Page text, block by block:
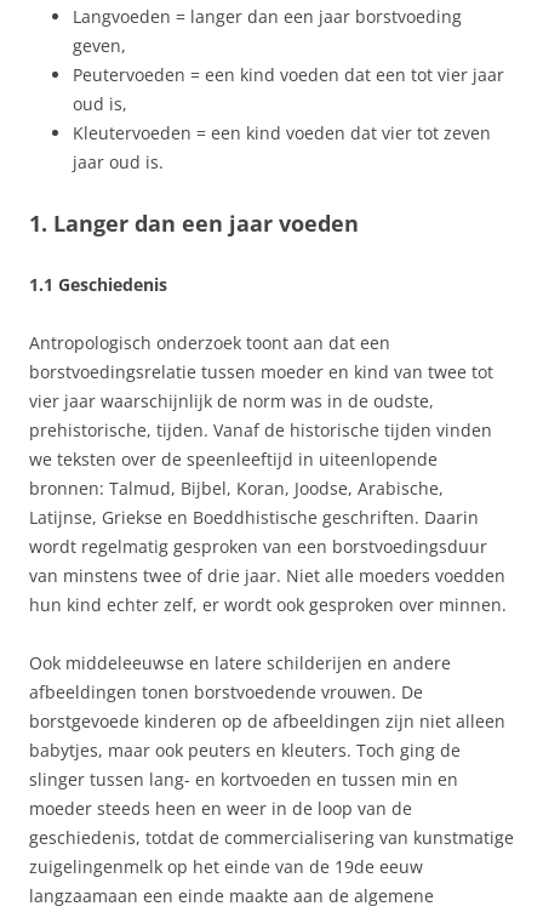
Langvoeden = langer dan een jaar borstvoeding
geven,
Peutervoeden = een kind voeden dat een tot vier jaar
oud is,
Kleutervoeden = een kind voeden dat vier tot zeven
jaar oud is.
1. Langer dan een jaar voeden
1.1 Geschiedenis
Antropologisch onderzoek toont aan dat een
borstvoedingsrelatie tussen moeder en kind van twee tot
vier jaar waarschijnlijk de norm was in de oudste,
prehistorische, tijden. Vanaf de historische tijden vinden
we teksten over de speenleeftijd in uiteenlopende
bronnen: Talmud, Bijbel, Koran, Joodse, Arabische,
Latijnse, Griekse en Boeddhistische geschriften. Daarin
wordt regelmatig gesproken van een borstvoedingsduur
van minstens twee of drie jaar. Niet alle moeders voedden
hun kind echter zelf, er wordt ook gesproken over minnen.
Ook middeleeuwse en latere schilderijen en andere
afbeeldingen tonen borstvoedende vrouwen. De
borstgevoede kinderen op de afbeeldingen zijn niet alleen
babytjes, maar ook peuters en kleuters. Toch ging de
slinger tussen lang- en kortvoeden en tussen min en
moeder steeds heen en weer in de loop van de
geschiedenis, totdat de commercialisering van kunstmatige
zuigelingenmelk op het einde van de 19de eeuw
langzaamaan een einde maakte aan de algemene